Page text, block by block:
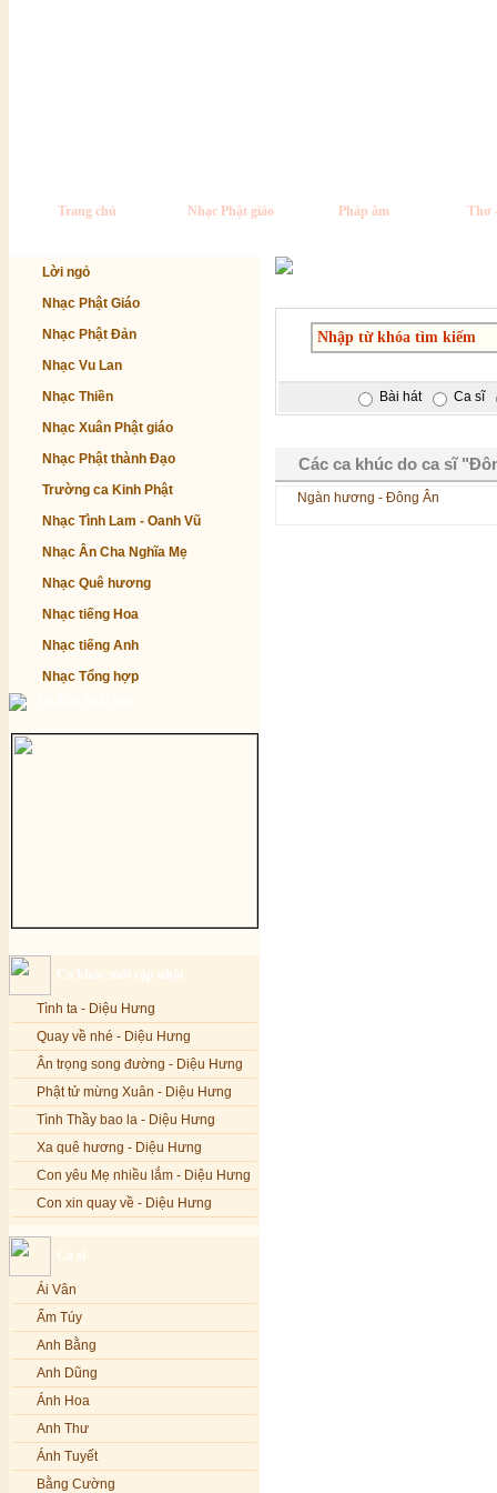
Trang chủ Nhạc Phật giáo Pháp âm Thơ
Lời ngỏ
Nhạc Phật Giáo
Nhạc Phật Đản
Nhạc Vu Lan
Nhạc Thiền
Nhạc Xuân Phật giáo
Nhạc Phật thành Đạo
Trường ca Kinh Phật
Nhạc Tình Lam - Oanh Vũ
Nhạc Ân Cha Nghĩa Mẹ
Nhạc Quê hương
Nhạc tiếng Hoa
Nhạc tiếng Anh
Nhạc Tổng hợp
Ca khúc mới cập nhật
Tình ta - Diệu Hưng
Quay về nhé - Diệu Hưng
Ân trọng song đường - Diệu Hưng
Phật tử mừng Xuân - Diệu Hưng
Tình Thầy bao la - Diệu Hưng
Xa quê hương - Diệu Hưng
Con yêu Mẹ nhiều lắm - Diệu Hưng
Con xin quay về - Diệu Hưng
Nếu xa Phật - Diệu Hưng
Tình Lam - Kim Khánh & Hoàng
Vĩnh
Xin cho con niềm tin - Kim Linh
Quán Âm Mẹ hiền - Kim Linh
Nhạc niệm Nam Mô A Di Đà Phật -
Kim Linh
Mẹ Từ Bi - Kim Linh
12 Lời nguyện của Bồ tát Quán Thế
Âm - Kim Linh
Ca sĩ
Ái Vân
Ẩm Túy
Anh Bằng
Anh Dũng
Ánh Hoa
Anh Thư
Ánh Tuyết
Bằng Cường
Bài hát Ca sĩ
Các ca khúc do ca sĩ
Ngàn hương - Đông Ân